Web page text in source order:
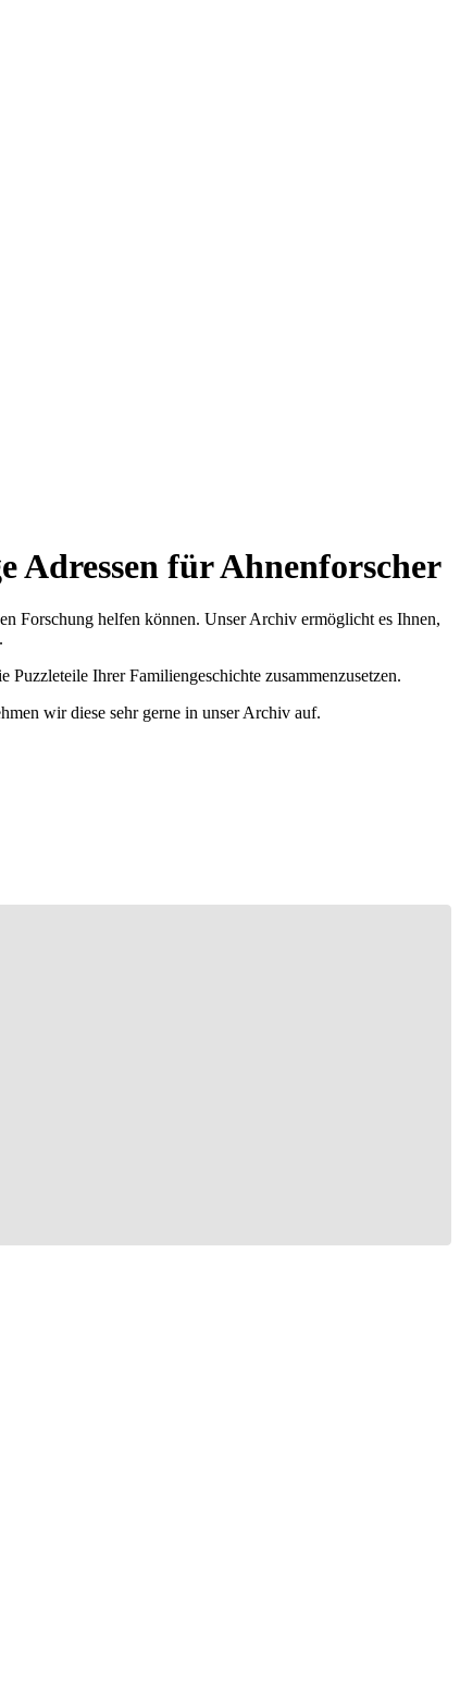
für Ahnenforscher
Forschung helfen können. Unser Archiv ermöglicht es Ihnen,
Ihrer Familiengeschichte zusammenzusetzen.
wir diese sehr gerne in unser Archiv auf.